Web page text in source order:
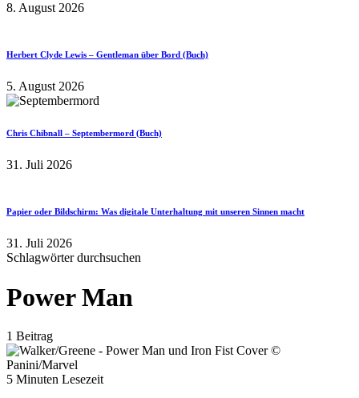
8. August 2026
Herbert Clyde Lewis – Gentleman über Bord (Buch)
5. August 2026
Chris Chibnall – Septembermord (Buch)
31. Juli 2026
Papier oder Bildschirm: Was digitale Unterhaltung mit unseren Sinnen macht
31. Juli 2026
Schlagwörter durchsuchen
Power Man
1 Beitrag
5 Minuten Lesezeit